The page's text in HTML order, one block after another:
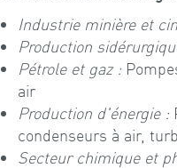
Industrie minière et
Production
Pétrole et gaz :
air
Production d'énergie :
condenseurs à air,
Secteur chimique et